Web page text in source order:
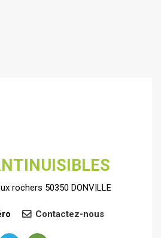
rochers 50350 DONVILLE
Contactez-nous